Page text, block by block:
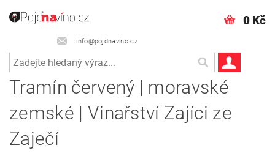
info@pojdnavino.cz
0 Kč
Tramín červený | moravské
zemské | Vinařství Zajíci ze
Zaječí